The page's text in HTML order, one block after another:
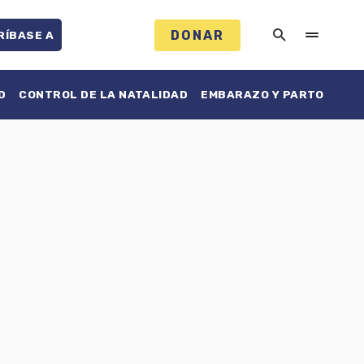
A DONAR
CONTROL DE LA NATALIDAD EMBARAZO Y PARTO